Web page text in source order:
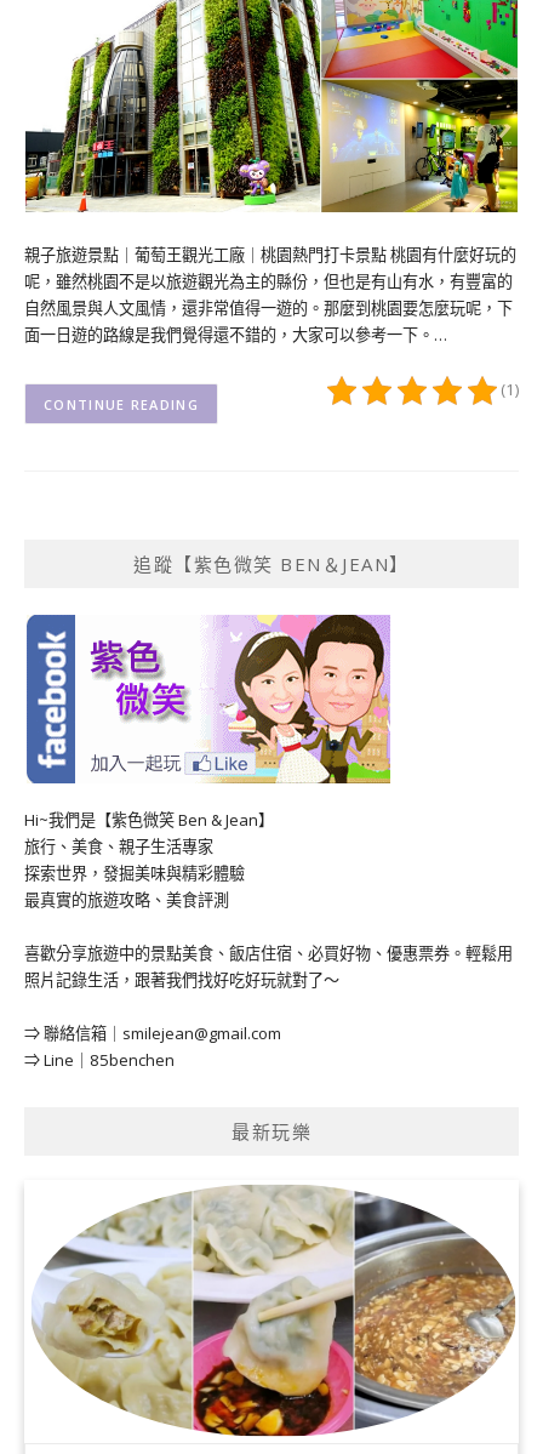
親子旅遊景點｜葡萄王觀光工廠｜桃園熱門打卡景點 桃園有什麼好玩的
呢，雖然桃園不是以旅遊觀光為主的縣份，但也是有山有水，有豐富的
自然風景與人文風情，還非常值得一遊的。那麼到桃園要怎麼玩呢，下
面一日遊的路線是我們覺得還不錯的，大家可以參考一下。…
(1)
CONTINUE READING
追蹤【紫色微笑 BEN＆JEAN】
Hi~我們是【紫色微笑 Ben & Jean】
旅行、美食、親子生活專家
探索世界，發掘美味與精彩體驗
最真實的旅遊攻略、美食評測
喜歡分享旅遊中的景點美食、飯店住宿、必買好物、優惠票券。輕鬆用
照片記錄生活，跟著我們找好吃好玩就對了～
⇒ 聯絡信箱｜ smilejean@gmail.com
⇒ Line｜85benchen
最新玩樂